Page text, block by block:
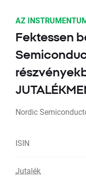
AZ
Fektessen
Nordic
ISIN
Jutalék